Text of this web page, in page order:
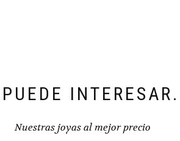
Nuestras joyas al mejor precio